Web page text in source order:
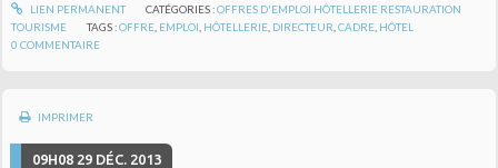
LIEN PERMANENT CATÉGORIES :OFFRES D'EMPLOI HÔTELLERIE RESTAURATION
TOURISME
TAGS :OFFRE EMPLOI HÔTELLERIE DIRECTEUR ,CADRE HÔTEL
0 COMMENTAIRE
IMPRIMER
09H08 29 DÉC. 2013